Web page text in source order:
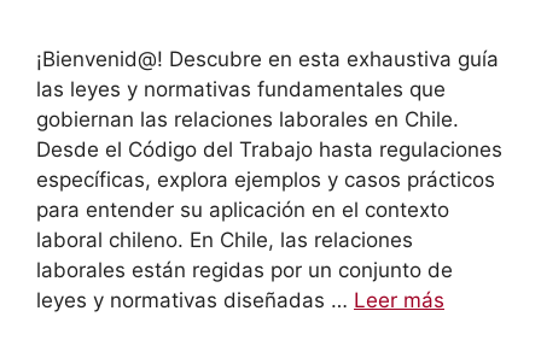
¡Bienvenid@! Descubre en esta exhaustiva guía
las leyes y normativas fundamentales que
gobiernan las relaciones laborales en Chile.
Desde el Código del Trabajo hasta regulaciones
específicas, explora ejemplos y casos prácticos
para entender su aplicación en el contexto
laboral chileno. En Chile, las relaciones
laborales están regidas por un conjunto de
leyes y normativas diseñadas … Leer más